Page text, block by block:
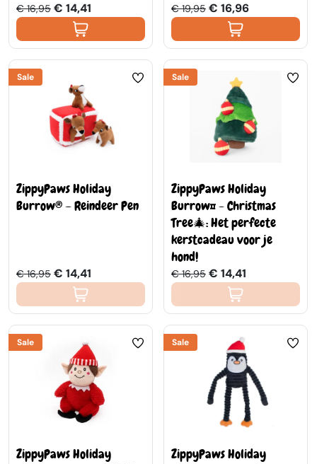
€ 16,95 € 14,41 € 19,95 € 16,96
Sale
ZippyPaws Holiday
Burrow® – Reindeer Pen
€ 16,95 € 14,41
Sale
ZippyPaws Holiday
Burrow™ - Christmas
Tree🎄: Het perfecte
kerstcadeau voor je
hond!
€ 16,95 € 14,41
Sale
ZippyPaws Holiday
Sale
ZippyPaws Holiday